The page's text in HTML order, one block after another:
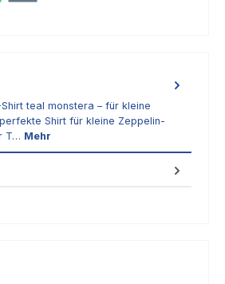
teal monstera – für kleine
Shirt für kleine Zeppelin-
T… Mehr